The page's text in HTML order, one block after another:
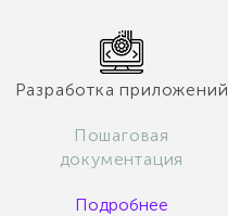
Разработка приложений
Пошаговая
документация
Подробнее